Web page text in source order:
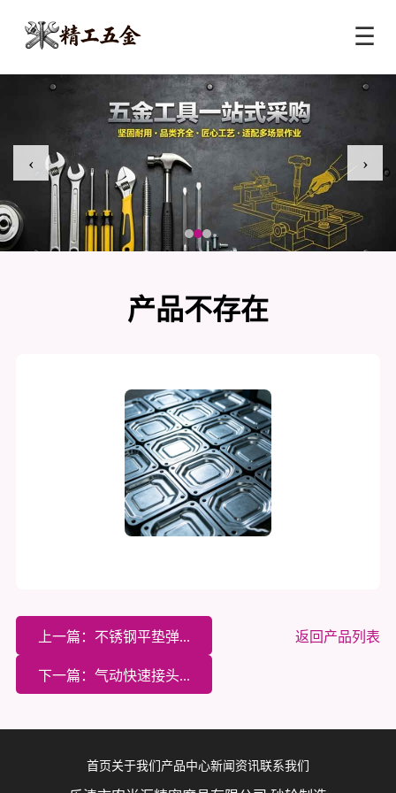
☰
‹ ›
产品不存在
上一篇：不锈钢平垫弹... 返回产品列表
下一篇：气动快速接头...
首页 关于我们 产品中心新闻资讯联系我们